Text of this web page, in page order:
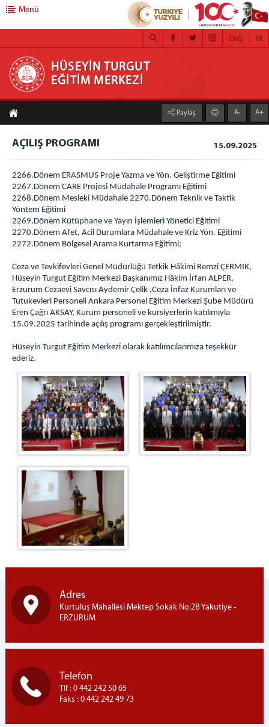
HÜSEYİN TURGUT EĞİTİM MERKEZİ
ANASAYFA
BAŞKAN
EĞİTİM MERKEZİ
Öğretim Kadrosu
Sosyal ve Kültürel Faaliyetler
Şehir Gezisi
Misafirhane
Birimler
İdari ve Mali İşler Birimi
Sosyal İşler ve Spor Birimi
Sağlık, Psiko-Sosyal Hizmetler ve Krize Müdahale
Birimi
Araştırma ve Geliştirme (AR-GE) Birimi
Program Geliştirme, Ölçme ve Değerlendirme
Bilgi İşlem, İstatistik, Arşiv ve Dokümantasyon
Birimi
Öğrenci İşleri Birimi
Mevzuat
PERSONEL
Kurumsal E-Posta
Mal Bildirimi
e-Bordro
Aile Bilgileri Bildirimi
Şifre Sıfırlama
İLETİŞİM
Menü
HÜSEYİN TURGUT
EĞİTİM MERKEZİ
TR
ENG
Paylaş A- A+
AÇILIŞ PROGRAMI 15.09.2025
2266.Dönem ERASMUS Proje Yazma ve Yön. Geliştirme Eğitimi
2267.Dönem CARE Projesi Müdahale Programı Eğitimi
2268.Dönem Mesleki Müdahale 2270.Dönem Teknik ve Taktik
Yöntem Eğitimi
2269.Dönem Kütüphane ve Yayın İşlemleri Yönetici Eğitimi
2270.Dönem Afet, Acil Durumlara Müdahale ve Kriz Yön. Eğitimi
2272.Dönem Bölgesel Arama Kurtarma Eğitimi;
Ceza ve Tevkifevleri Genel Müdürlüğü Tetkik Hâkimi Remzi ÇERMIK,
Hüseyin Turgut Eğitim Merkezi Başkanımız Hâkim İrfan ALPER,
Erzurum Cezaevi Savcısı Aydemir Çelik ,Ceza İnfaz Kurumları ve
Tutukevleri Personeli Ankara Personel Eğitim Merkezi Şube Müdürü
Eren Çağrı AKSAY, Kurum personeli ve kursiyerlerin katılımıyla
15.09.2025 tarihinde açılış programı gerçekleştirilmiştir.
Hüseyin Turgut Eğitim Merkezi olarak katılımcılarımıza teşekkür
ederiz.
Adres
Kurtuluş Mahallesi Mektep Sokak No:2B Yakutiye -
ERZURUM
Telefon
Tlf : 0 442 242 50 65
Faks : 0 442 242 49 73